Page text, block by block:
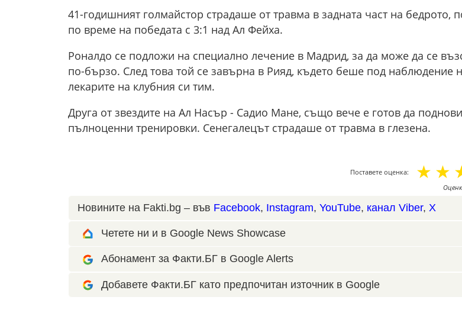
41-годишният голмайстор страдаше от травма в задната част на бедрото,
по време на победата с 3:1 над Ал Фейха.
Роналдо се подложи на специално лечение в Мадрид, за да може да се
по-бързо. След това той се завърна в Рияд, където беше под наблюдение
лекарите на клубния си тим.
Друга от звездите на Ал Насър - Садио Мане, също вече е готов да поднови
пълноценни тренировки. Сенегалецът страдаше от травма в глезена.
Поставете оценка: ☆
☆
Новините на Fakti.bg – във Facebook, Instagram, YouTube, канал Viber, X
Четете ни и в Google News Showcase
Абонамент за Факти.БГ в Google Alerts
Добавете Факти.БГ като предпочитан източник в Google